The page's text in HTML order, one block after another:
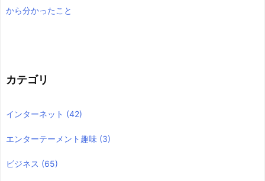
から分かったこと
カテゴリ
インターネット (42)
エンターテーメント趣味 (3)
ビジネス (65)